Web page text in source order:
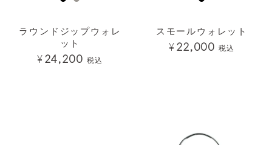
ラウンドジップウォレ
ット
¥24,200 税込
スモールウォレット
¥22,000 税込